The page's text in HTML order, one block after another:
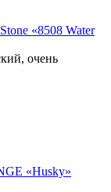
«8508 Water
очень